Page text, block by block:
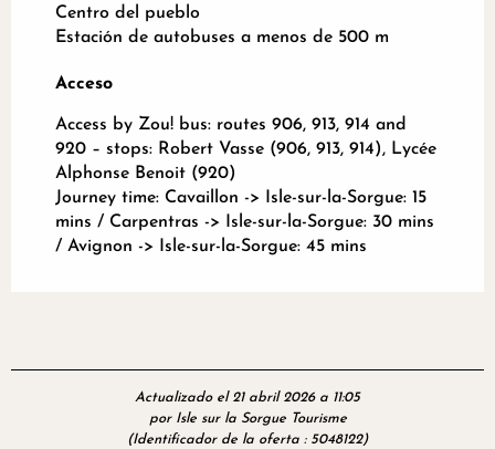
Centro del pueblo
Estación de autobuses a menos de 500 m
Acceso
Acceso
Access by Zou! bus: routes 906, 913, 914 and
920 – stops: Robert Vasse (906, 913, 914), Lycée
Alphonse Benoit (920)
Journey time: Cavaillon -> Isle-sur-la-Sorgue: 15
mins / Carpentras -> Isle-sur-la-Sorgue: 30 mins
/ Avignon -> Isle-sur-la-Sorgue: 45 mins
Actualizado el 21 abril 2026 a 11:05
por Isle sur la Sorgue Tourisme
(Identificador de la oferta : 5048122)